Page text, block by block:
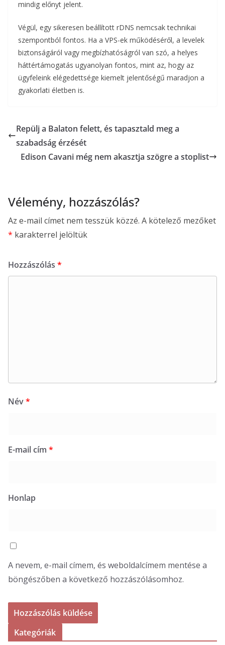
mindig előnyt jelent.
Végül, egy sikeresen beállított rDNS nemcsak technikai
szempontból fontos. Ha a VPS-ek működéséről, a levelek
biztonságáról vagy megbízhatóságról van szó, a helyes
háttértámogatás ugyanolyan fontos, mint az, hogy az
ügyfeleink elégedettsége kiemelt jelentőségű maradjon a
gyakorlati életben is.
Repülj a Balaton felett, és tapasztald meg a
szabadság érzését
Edison Cavani még nem akasztja szögre a stoplist
Vélemény, hozzászólás?
Az e-mail címet nem tesszük közzé. A kötelező mezőket
* karakterrel jelöltük
Hozzászólás *
Név*
E-mail cím *
Honlap
A nevem, e-mail címem, és weboldalcímem mentése a
böngészőben a következő hozzászólásomhoz.
Kategóriák